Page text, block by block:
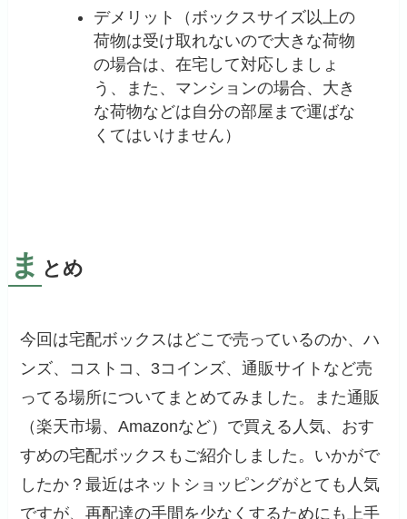
デメリット（ボックスサイズ以上の
荷物は受け取れないので大きな荷物
の場合は、在宅して対応しましょ
う、また、マンションの場合、大き
な荷物などは自分の部屋まで運ばな
くてはいけません）
ま とめ
今回は宅配ボックスはどこで売っているのか、ハ
ンズ、コストコ、3コインズ、通販サイトなど売
ってる場所についてまとめてみました。また通販
（楽天市場、Amazonなど）で買える人気、おす
すめの宅配ボックスもご紹介しました。いかがで
したか？最近はネットショッピングがとても人気
ですが、再配達の手間を少なくするためにも上手